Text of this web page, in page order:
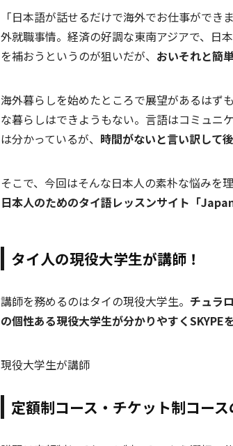
「日本語が話せるだけで海外でお仕事がで
外就職事情。経済の好調な東南アジアで、日
を補おうというのが狙いだが、 おいそれと簡
海外暮らしを始めたところで展望があるはず
な暮らしはできようもない。言語はコミュニ
は分かっているが、 時間がないと言い訳して
そこで、今回はそんな日本人の素朴な悩みを
日本人のためのタイ語レッスンサイト「
タイ人の現役大学生が講師！
講師を務めるのはタイの現役大学生。 チュラ
の個性ある現役大学生が分かりやすくSKYPE
現役大学生が講師
定額制コース・チケット制コー